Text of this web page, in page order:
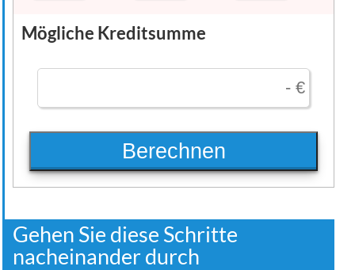
Mögliche Kreditsumme
Berechnen
Gehen Sie diese Schritte
nacheinander durch